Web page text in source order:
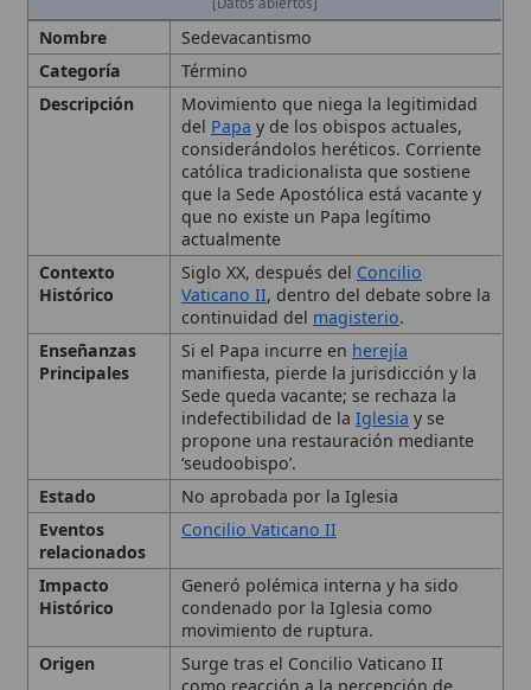
Movimiento que niega la legitimidad
delPapay de los obispos actuales,
considerándolos heréticos. Corriente
católica tradicionalista que sostiene
que la Sede Apostólica está vacante y
que no existe un Papa legítimo
actualmente
Siglo XX, después delConcilio
Vaticano II, dentro del debate sobre la
continuidad del magisterio.
Principales
Si el Papa incurre en
manifiesta, pierde la jurisdicción y la
Sede queda vacante; se rechaza la
indefectibilidad de laIglesiay se
propone una restauración mediante
‘seudoobispo’.
Estado
No aprobada por la Iglesia
Concilio Vaticano II
Generó polémica interna y ha sido
condenado por la Iglesia como
movimiento de ruptura.
Origen
Surge tras el Concilio Vaticano II
como reacción a la percepción de
Personas
relacionadas
Pío IX
Tipo Herejía,Movimiento eclesial